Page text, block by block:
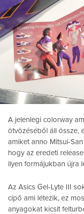
A jelenlegi colorway
ötvözéséből áll össze,
amiket anno Mitsui-
hogy az eredeti
ilyen formájukban újra
Az Asics Gel-Lyte III
cipő ami létezik, ez
anyagokat kicsit